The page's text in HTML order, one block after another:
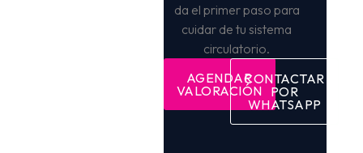
da el primer paso para
cuidar de tu sistema
circulatorio.
AGENDAR
VALORACIÓN
CONTACTAR
POR
WHATSAPP